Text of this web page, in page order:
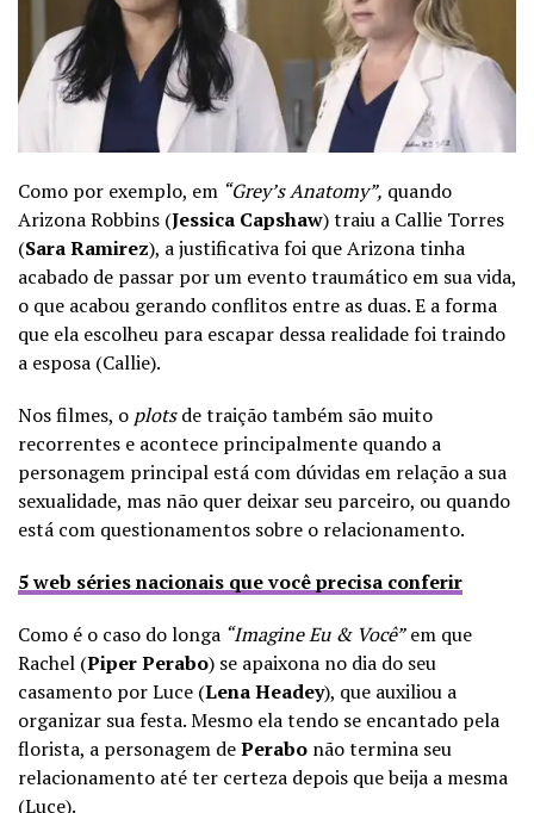
Como por exemplo, em “Grey’s Anatomy”, quando
Arizona Robbins (Jessica Capshaw) traiu a Callie Torres
(Sara Ramirez), a justificativa foi que Arizona tinha
acabado de passar por um evento traumático em sua vida,
o que acabou gerando conflitos entre as duas. E a forma
que ela escolheu para escapar dessa realidade foi traindo
a esposa (Callie).
Nos filmes, o plotsde traição também são muito
recorrentes e acontece principalmente quando a
personagem principal está com dúvidas em relação a sua
sexualidade, mas não quer deixar seu parceiro, ou quando
está com questionamentos sobre o relacionamento.
5 web séries nacionais que você precisa conferir
Como é o caso do longa “Imagine Eu & Você”em que
Rachel (Piper Perabo) se apaixona no dia do seu
casamento por Luce (Lena Headey), que auxiliou a
organizar sua festa. Mesmo ela tendo se encantado pela
florista, a personagem dePerabo não termina seu
relacionamento até ter certeza depois que beija a mesma
(Luce).